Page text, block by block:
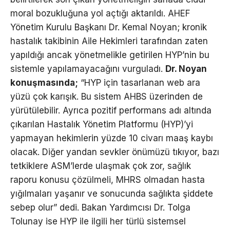
moral bozukluğuna yol açtığı aktarıldı. AHEF
Yönetim Kurulu Başkanı Dr. Kemal Noyan; kronik
hastalık takibinin Aile Hekimleri tarafından zaten
yapıldığı ancak yönetmelikle getirilen HYP’nin bu
sistemle yapılamayacağını vurguladı. Dr. Noyan
konuşmasında; “HYP için tasarlanan web ara
yüzü çok karışık. Bu sistem AHBS üzerinden de
yürütülebilir. Ayrıca pozitif performans adı altında
çıkarılan Hastalık Yönetim Platformu (HYP)’yi
yapmayan hekimlerin yüzde 10 civarı maaş kaybı
olacak. Diğer yandan sevkler önümüzü tıkıyor, bazı
tetkiklere ASM’lerde ulaşmak çok zor, sağlık
raporu konusu çözülmeli, MHRS olmadan hasta
yığılmaları yaşanır ve sonucunda sağlıkta şiddete
sebep olur” dedi. Bakan Yardımcısı Dr. Tolga
Tolunay ise HYP ile ilgili her türlü sistemsel